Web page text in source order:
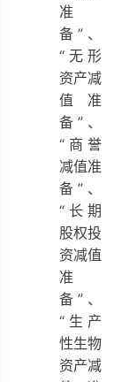
准
备”、
“无形
资产减
值准
备”、
“商誉
减值准
备”、
“长期
股权投
资减值
准
备”、
“生产
性生物
资产减